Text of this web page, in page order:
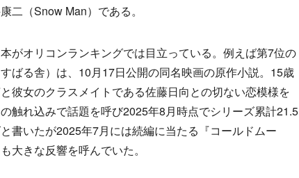
二（Snow Man）である。
オリコンランキングでは目立っている。例えば第7位の
ばる舎）は、10月17日公開の同名映画の原作小説。15歳
彼女のクラスメイトである佐藤日向との切ない恋模様を
触れ込みで話題を呼び2025年8月時点でシリーズ累計21.5
書いたが2025年7月には続編に当たる『コールドムー
大きな反響を呼んでいた。